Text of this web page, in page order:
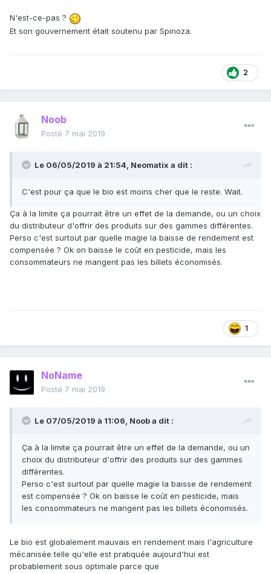
N'est-ce-pas ?
Et son gouvernement était soutenu par Spinoza.
2
Noob
Posté 7 mai 2019
Le 06/05/2019 à 21:54, Neomatix a dit :
C'est pour ça que le bio est moins cher que le reste. Wait.
Ça à la limite ça pourrait être un effet de la demande, ou un choix
du distributeur d'offrir des produits sur des gammes différentes.
Perso c'est surtout par quelle magie la baisse de rendement est
compensée ? Ok on baisse le coût en pesticide, mais les
consommateurs ne mangent pas les billets économisés.
1
NoName
Posté 7 mai 2019
Le 07/05/2019 à 11:06, Nooba dit :
Ça à la limite ça pourrait être un effet de la demande, ou un
choix du distributeur d'offrir des produits sur des gammes
différentes.
Perso c'est surtout par quelle magie la baisse de rendement
est compensée ? Ok on baisse le coût en pesticide, mais
les consommateurs ne mangent pas les billets économisés.
Le bio est globalement mauvais en rendement mais l'agriculture
mécanisée telle qu'elle est pratiquée aujourd'hui est
probablement sous optimale parce que